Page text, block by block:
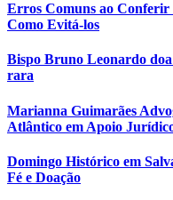
Erros Comuns ao Conferir
Como Evitá-los
Bispo Bruno Leonardo
rara
Marianna Guimarães
Atlântico em Apoio
Domingo Histórico em
Fé e Doação